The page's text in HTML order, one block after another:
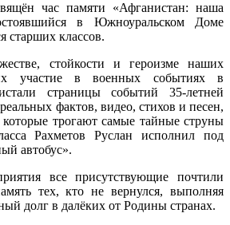
час памяти «Афганистан: наша
в Южноуральском Доме
старших классов.
стойкости и героизме наших
участие в военных событиях в
страницы событий 35-летней
фактов, видео, стихов и песен,
трогают самые тайные струны
Рахметов Руслан исполнил под
автобус».
все присутствующие почтили
тех, кто не вернулся, выполняя
долг в далёких от Родины странах.